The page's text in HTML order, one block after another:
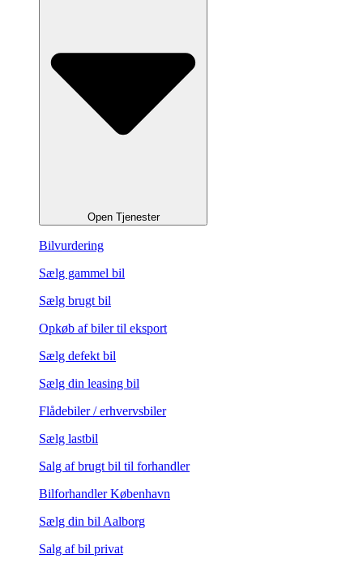
Open Tjenester
Bilvurdering
Sælg gammel bil
Sælg brugt bil
Opkøb af biler til eksport
Sælg defekt bil
Sælg din leasing bil
Flådebiler / erhvervsbiler
Sælg lastbil
Salg af brugt bil til forhandler
Bilforhandler København
Sælg din bil Aalborg
Salg af bil privat